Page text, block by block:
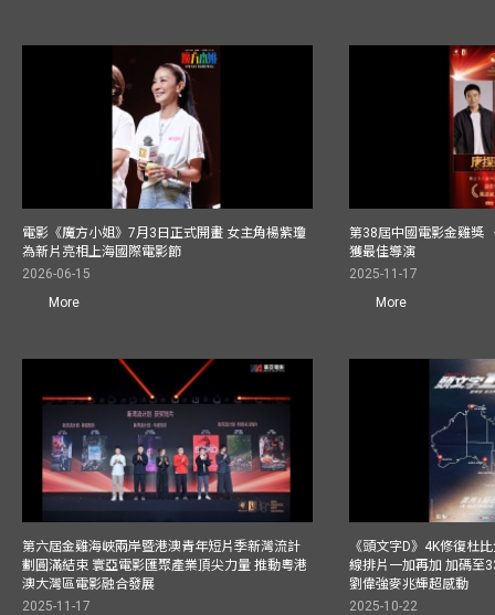
電影《魔方小姐》7月3日正式開畫 女主角楊紫瓊
為新片亮相上海國際電影節
2026-06-15
More
第38屆中國電影金雞獎
獲最佳導演
2025-11-17
More
第六屆金雞海峽兩岸暨港澳青年短片季新灣流計
劃圓滿結束 寰亞電影匯聚產業頂尖力量 推動粵港
澳大灣區電影融合發展
2025-11-17
《頭文字D》4K修復杜
線排片一加再加 加碼至
劉偉強麥兆輝超感動
2025-10-22